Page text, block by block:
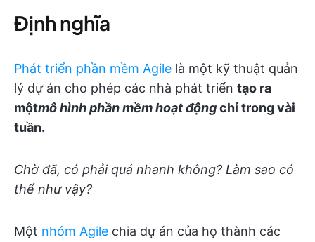
Định nghĩa
Phát triển phần mềm Agile là một kỹ thuật quản
lý dự án cho phép các nhà phát triển tạo ra
mộtmô hình phần mềm hoạt độngchỉ trong vài
tuần.
Chờ đã, có phải quá nhanh không? Làm sao có
thể như vậy?
Một nhóm Agile chia dự án của họ thành các